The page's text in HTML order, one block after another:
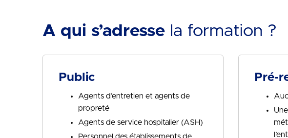
A qui s’adresse la formation ?
Public
Agents d’entretien et agents de
propreté
Agents de service hospitalier (ASH)
Pré-